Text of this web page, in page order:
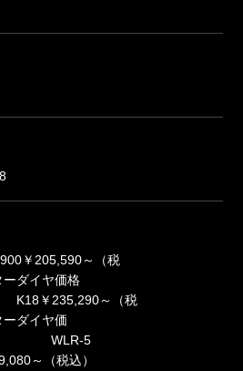
￥205,590～（税
ダイヤ価格
～（税
ダイヤ価
5
～（税込）